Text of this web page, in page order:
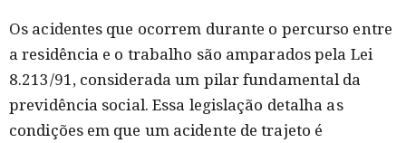
Os acidentes que ocorrem durante o percurso entre
a residência e o trabalho são amparados pela Lei
8.213/91, considerada um pilar fundamental da
previdência social. Essa legislação detalha as
condições em que um acidente de trajeto é